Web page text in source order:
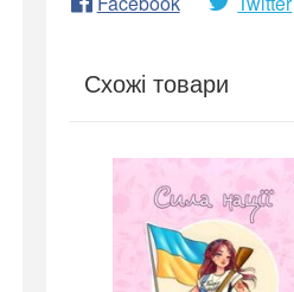
Схожі товари